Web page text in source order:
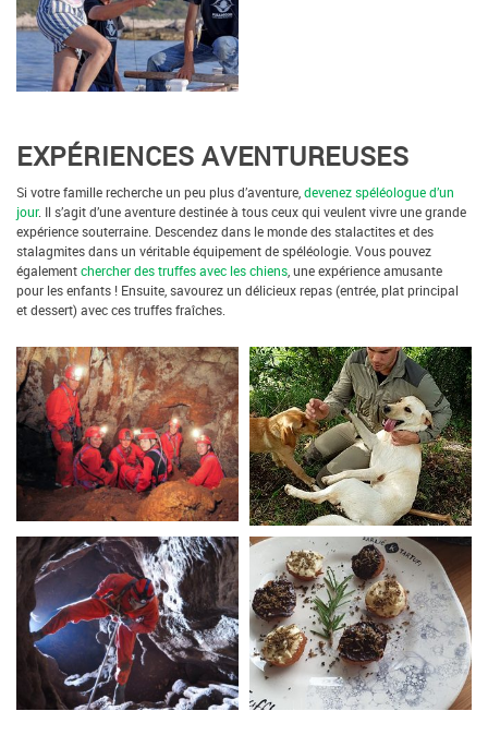
EXPÉRIENCES AVENTUREUSES
Si votre famille recherche un peu plus d’aventure, devenez spéléologue d’un
jour. Il s’agit d’une aventure destinée à tous ceux qui veulent vivre une grande
expérience souterraine. Descendez dans le monde des stalactites et des
stalagmites dans un véritable équipement de spéléologie. Vous pouvez
égalementchercher des truffes avec les chiens , une expérience amusante
pour les enfants ! Ensuite, savourez un délicieux repas (entrée, plat principal
et dessert) avec ces truffes fraîches.